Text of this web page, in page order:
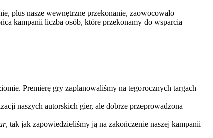
plus nasze wewnętrzne przekonanie, zaowocowało
kampanii liczba osób, które przekonamy do wsparcia
Premierę gry zaplanowaliśmy na tegorocznych targach
naszych autorskich gier, ale dobrze przeprowadzona
, tak jak zapowiedzieliśmy ją na zakończenie naszej kampanii